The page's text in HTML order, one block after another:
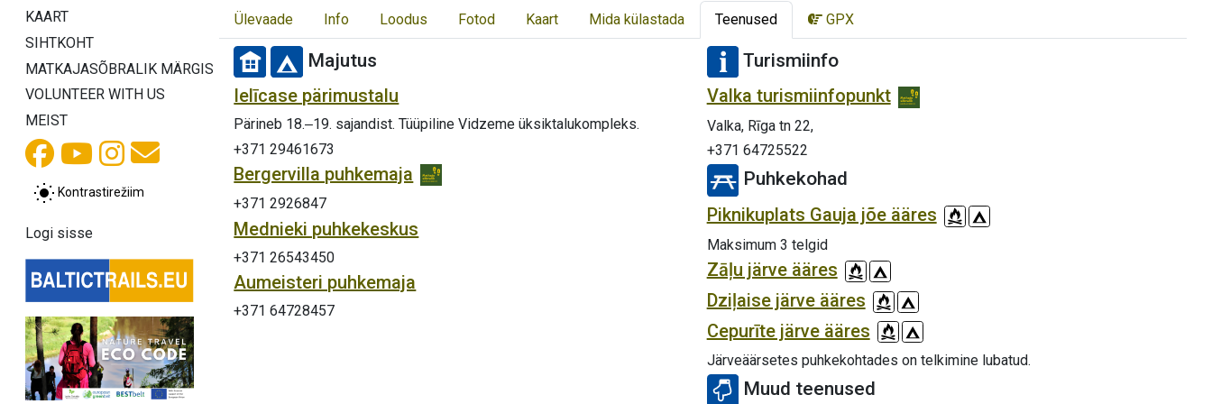
KAART
SIHTKOHT
MATKAJASÕBRALIK MÄRGIS
VOLUNTEER WITH US
MEIST
Kontrastirežiim
Logi sisse
Ülevaade Info Loodus Fotod Kaart Mida külastada Teenused GPX
Majutus
Ielīcase pärimustalu
Pärineb 18.‒19. sajandist. Tüüpiline Vidzeme üksiktalukompleks.
+371 29461673
Bergervilla puhkemaja
+371 2926847
Mednieki puhkekeskus
+371 26543450
Aumeisteri puhkemaja
+371 64728457
Turismiinfo
Valka turismiinfopunkt
Valka, Rīga tn 22,
+371 64725522
Puhkekohad
Piknikuplats Gauja jõe ääres
Maksimum 3 telgid
Zāļu järve ääres
Dziļaise järve ääres
Cepurīte järve ääres
Järveäärsetes puhkekohtades on telkimine lubatud.
Muud teenused